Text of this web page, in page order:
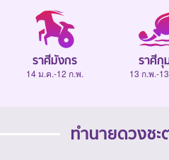
ราศีมังกร
14 ม.ค.-12 ก.พ.
ราศีกุ
13 ก.พ.-
ทำนายดวงชะ